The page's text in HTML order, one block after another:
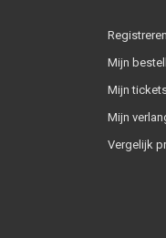
Registreren
Mijn
Mijn
Mijn
Vergelijk